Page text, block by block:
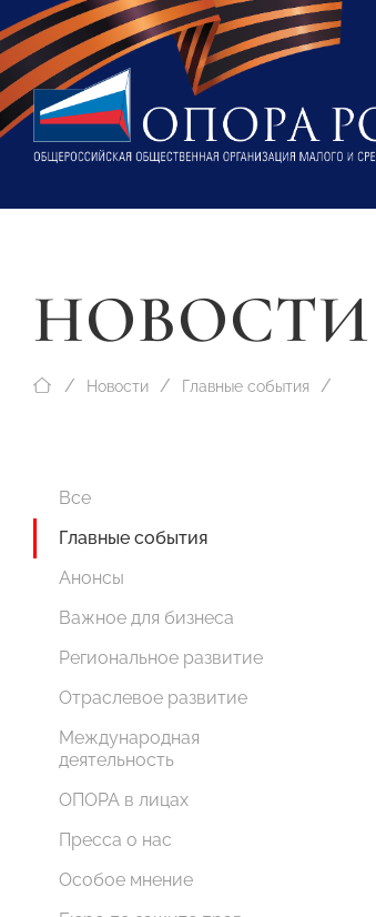
НОВОСТИ
Новости Главные события
Все
Главные события
Анонсы
Важное для бизнеса
Региональное развитие
Отраслевое развитие
Международная
деятельность
ОПОРА в лицах
Пресса о нас
Особое мнение